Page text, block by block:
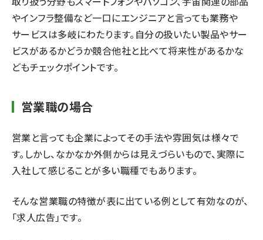
やインフラ整備など一口にエンジニアと言っても業務や
サービスは多岐にわたります。自分の扱いたい製品やサー
ビスがあるかどうか競合他社と比べて将来性があるかな
どもチェックポイントです。
営業職の場合
営業と言っても企業によってその手法や雰囲気は様々で
す。しかし、なかなか外側からは見えづらいもので、実際に
入社して感じることが多い職種でもあります。
そんな営業職の特徴が表に出ている例として有効なのが、
「求人広告」です。